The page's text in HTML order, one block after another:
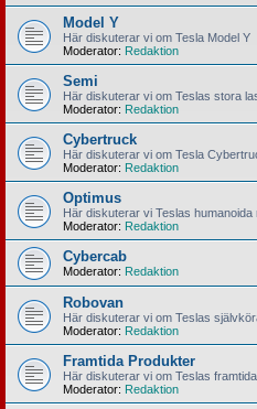
Model Y
Här diskuterar vi om Tesla Model Y
Moderator: Redaktion
Semi
Här diskuterar vi om Teslas stora
Moderator: Redaktion
Cybertruck
Här diskuterar vi om Tesla
Moderator: Redaktion
Optimus
Här diskuterar vi Teslas
Moderator: Redaktion
Cybercab
Moderator: Redaktion
Robovan
Här diskuterar vi om Teslas
Moderator: Redaktion
Framtida Produkter
Här diskuterar vi om Teslas
Moderator: Redaktion